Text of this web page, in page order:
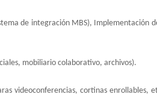
de integración MBS), Implementación
mobiliario colaborativo, archivos).
videoconferencias, cortinas enrollables,